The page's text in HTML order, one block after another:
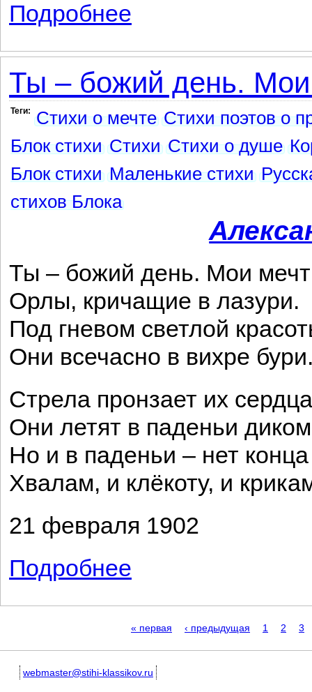
Подробнее
Ты – божий день.
Теги: Стихи о мечте Стихи поэтов о
Блок стихи Стихи Стихи о душе
Блок стихи Маленькие стихи
стихов Блока
Ты – божий день. Мои
Орлы, кричащие в лазури.
Под гневом светлой
Они всечасно в вихре
Стрела пронзает их
Они летят в паденьи
Но и в паденьи – нет конца
Хвалам, и клёкоту, и
21 февраля 1902
Подробнее
« первая ‹ предыдущая 1 2 3
webmaster@stihi-klassikov.ru